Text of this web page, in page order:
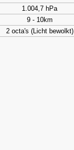
1.004,7 hPa
9 - 10km
2 octa's (Licht bewolkt)